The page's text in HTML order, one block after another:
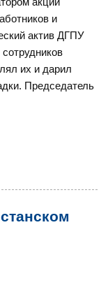
и
актив ДГПУ
их и дарил
Председатель